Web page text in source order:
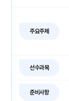
주요주제
선수과목
준비사항